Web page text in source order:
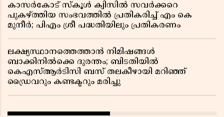
കാസർകോട് സ്കൂൾ ക്വിസിൽ സവർക്കറെ
പുകഴ്ത്തിയ സംഭവത്തിൽ പ്രതികരിച്ച് എം കെ
മുനീർ; പിഎം ശ്രീ പദ്ധതിയിലും പ്രതികരണം
ലക്ഷ്യസ്ഥാനത്തെത്താൻ നിമിഷങ്ങൾ
ബാക്കിനിൽക്കെ ദുരന്തം; ബിടതിയിൽ
കെഎസ്ആർടിസി ബസ് തലകീഴായി മറിഞ്ഞ്
ഡ്രൈവറും കണ്ടക്ടറും മരിച്ചു